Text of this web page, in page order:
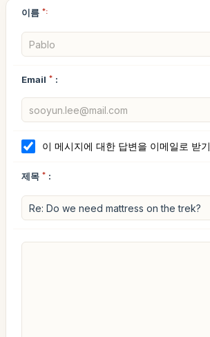
이름 *:
Email * :
이 메시지에 대한 답변을 이메일로 받기
제목 * :